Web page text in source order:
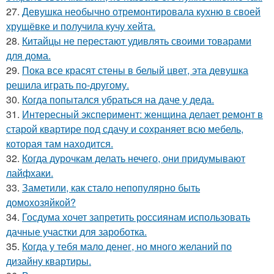
27. Девушка необычно отремонтировала кухню в своей
хрущёвке и получила кучу хейта.
28. Китайцы не перестают удивлять своими товарами
для дома.
29. Пока все красят стены в белый цвет, эта девушка
решила играть по-другому.
30. Когда попытался убраться на даче у деда.
31. Интересный эксперимент: женщина делает ремонт в
старой квартире под сдачу и сохраняет всю мебель,
которая там находится.
32. Когда дурочкам делать нечего, они придумывают
лайфхаки.
33. Заметили, как стало непопулярно быть
домохозяйкой?
34. Госдума хочет запретить россиянам использовать
дачные участки для зароботка.
35. Когда у тебя мало денег, но много желаний по
дизайну квартиры.